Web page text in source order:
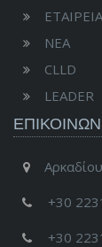
ΕΤΑΙΡΕΙΑ
ΝΕΑ
CLLD
LEADER
+30
+30